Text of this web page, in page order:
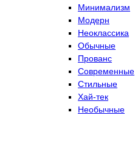
Минимализм
Модерн
Неоклассика
Обычные
Прованс
Современные
Стильные
Хай-тек
Необычные